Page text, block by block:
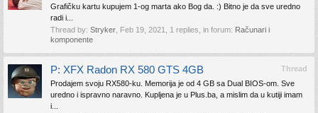
Grafičku kartu kupujem 1-og marta ako Bog da. :) Bitno je da sve uredno
radi i...
Thread by: Stryker Feb 19, 2021 , 1 replies, in forum: Računari i
komponente
Thread
P: XFX Radon RX 580 GTS 4GB
Prodajem svoju RX580-ku. Memorija je od 4 GB sa Dual BIOS-om. Sve
uredno i ispravno naravno. Kupljena je u Plus.ba, a mislim da u kutiji imam
i...